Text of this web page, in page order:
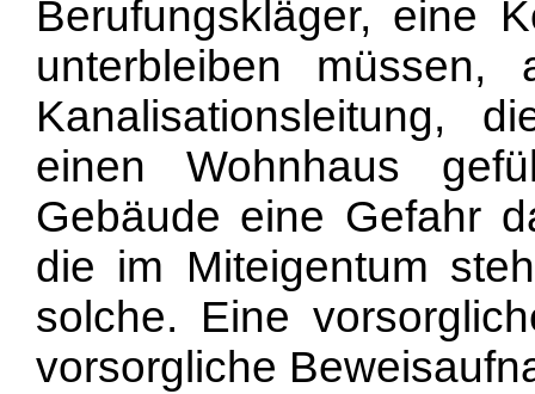
Berufungskläger, eine
unterbleiben
Kanalisationsleitung,
einen Wohnhaus
Gebäude eine Gefahr
die im Miteigentum
solche. Eine
vorsorgliche